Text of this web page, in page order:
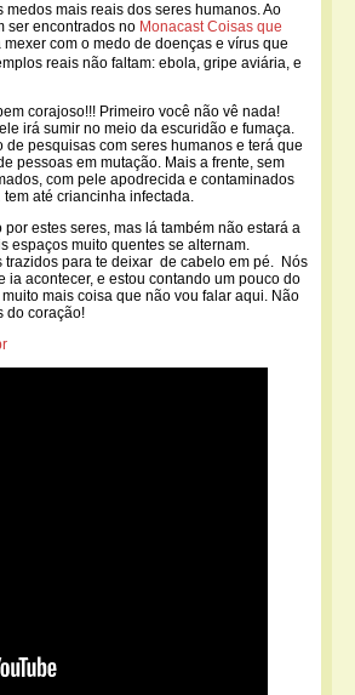
mais reais dos seres humanos. Ao
ser encontrados no Monacast Coisas que
com o medo de doenças e vírus que
reais não faltam: ebola, gripe aviária, e
corajoso!!! Primeiro você não vê nada!
irá sumir no meio da escuridão e fumaça.
pesquisas com seres humanos e terá que
pessoas em mutação. Mais a frente, sem
com pele apodrecida e contaminados
até criancinha infectada.
estes seres, mas lá também não estará a
espaços muito quentes se alternam.
trazidos para te deixar de cabelo em pé. Nós
ia acontecer, e estou contando um pouco do
mais coisa que não vou falar aqui. Não
do coração!